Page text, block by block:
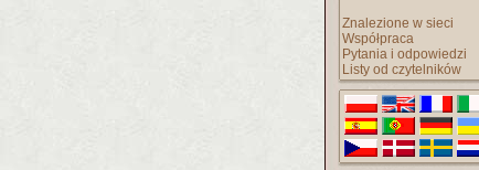
Znalezione w sieci
Współpraca
Pytania i odpowiedzi
Listy od czytelników